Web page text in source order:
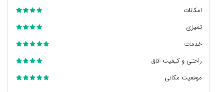
امکانات
تمیزی
خدمات
راحتی و کیفیت اتاق
موقعیت مکانی